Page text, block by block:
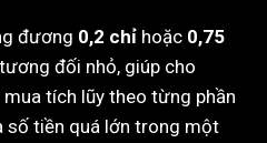
đương 0,2 chỉ hoặc 0,75
đối nhỏ, giúp cho
tích lũy theo từng phần
số tiền quá lớn trong một